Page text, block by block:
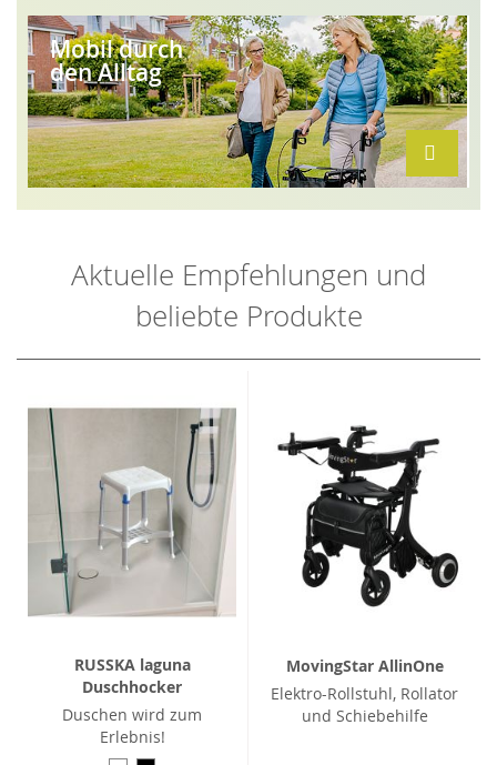
Mobil durch
den Alltag
Aktuelle Empfehlungen und
beliebte Produkte
RUSSKA laguna
Duschhocker
Duschen wird zum
Erlebnis!
MovingStar AllinOne
Elektro-Rollstuhl, Rollator
und Schiebehilfe